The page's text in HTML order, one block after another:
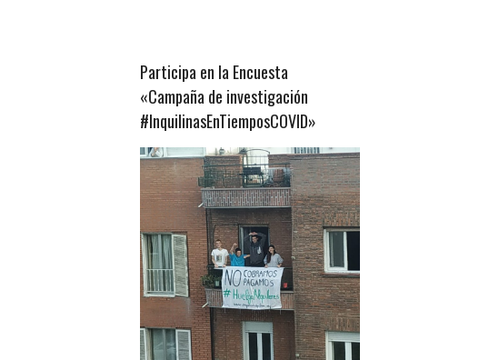
Participa en la Encuesta
«Campaña de investigación
#InquilinasEnTiemposCOVID»